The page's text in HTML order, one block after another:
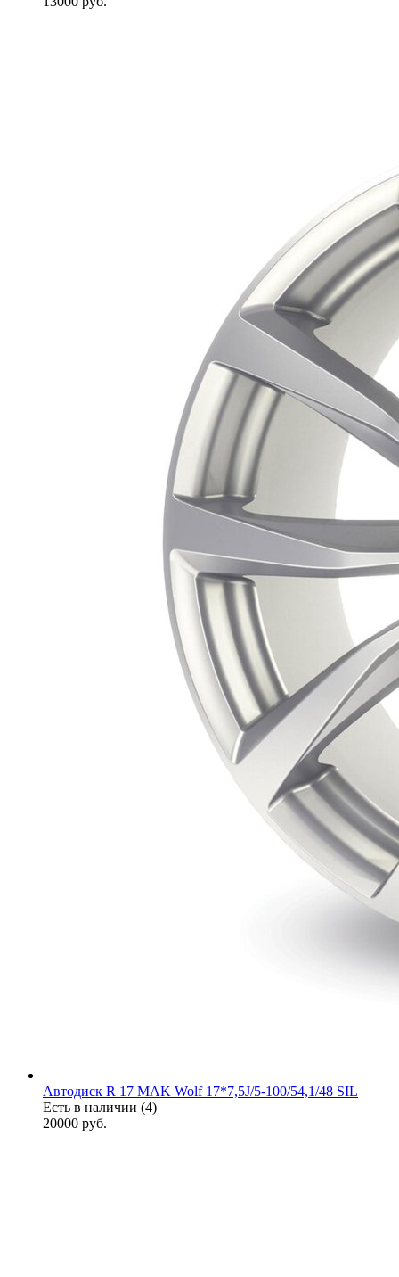
Автодиск R 17 MAK Wolf 17*7,5J/5-100/54,1/48 SIL
Есть в наличии (4)
20000 руб.